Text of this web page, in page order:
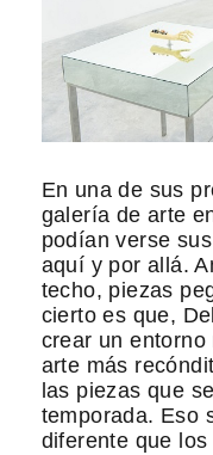
En una de sus
galería de arte
podían verse
aquí y por allá.
techo, piezas
cierto es que,
crear un
arte más
las piezas que
temporada. Eso
diferente que